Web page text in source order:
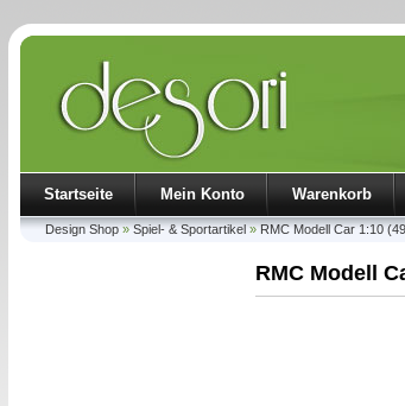
Startseite Mein Konto Warenkorb
Design Shop»Spiel- & Sportartikel»RMC Modell Car 1:10
RMC Modell